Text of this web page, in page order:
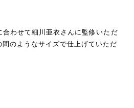
わせて細川亜衣さんに監修いただ
のようなサイズで仕上げていただ